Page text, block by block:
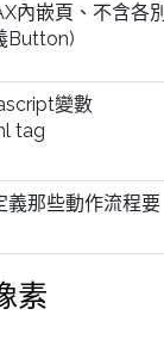
內嵌頁、不含各別
Button)
變數
tag
義那些動作流程要
素